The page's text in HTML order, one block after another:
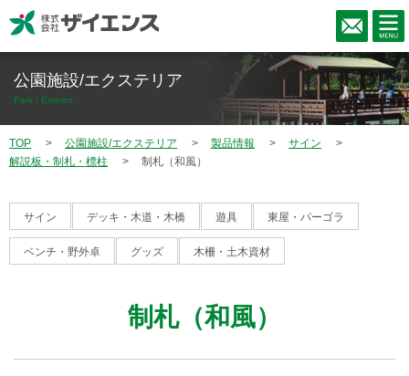
公園施設/エクステリア
Park / Exterior
TOP 公園施設/エクステリア 製品情報
サイン
解説板・制札・標柱
制札（和風）
サイン デッキ・木道・木橋 遊具 東屋・パーゴラ
ベンチ・野外卓 グッズ 木柵・土木資材
制札（和風）